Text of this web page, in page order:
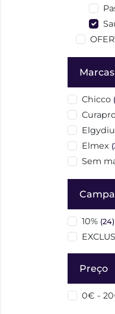
Marcas
Chicco
Elmex
Sem
10% (24)
Preço
0€ -